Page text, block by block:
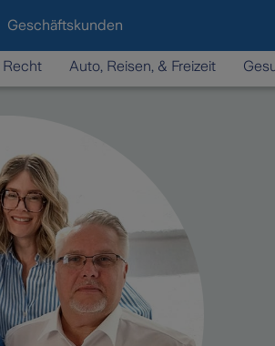
Geschäftskunden
Recht Auto, Reisen, & Freizeit